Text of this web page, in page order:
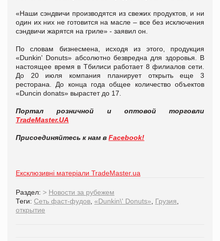
«Наши сэндвичи производятся из свежих продуктов, и ни
один их них не готовится на масле – все без исключения
сэндвичи жарятся на гриле» - заявил он.
По словам бизнесмена, исходя из этого, продукция
«Dunkin' Donuts» абсолютно безвредна для здоровья. В
настоящее время в Тбилиси работает 8 филиалов сети.
До 20 июля компания планирует открыть еще 3
ресторана. До конца года общее количество объектов
«Duncin donats» вырастет до 17.
Портал розничной и оптовой торговли
TradeMaster.UA
Присоединяйтесь к нам в Facebook!
Ексклюзивні матеріали TradeMaster.ua
Раздел: > Новости за рубежем
Теги: Сеть фаст-фудов «Dunkin\' Donuts» Грузия
открытие